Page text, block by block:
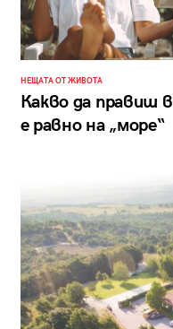
НЕЩАТА ОТ ЖИВОТА
Какво да правиш
е равно на „море“